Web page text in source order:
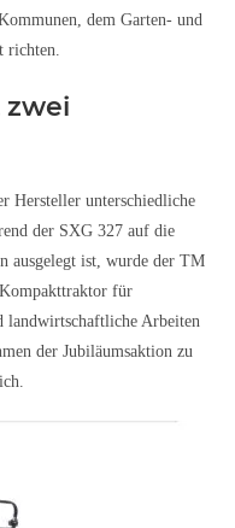
dem Garten- und
richten.
Hersteller unterschiedliche
der SXG 327 auf die
ausgelegt ist, wurde der TM
für
landwirtschaftliche Arbeiten
der Jubiläumsaktion zu